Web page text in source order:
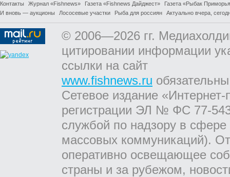
Контакты Журнал «Fishnews» Газета «Fishnews Дайджест»
Газета «Рыбак
И вновь — аукционы
Лососевые участки Рыба для россиян Актуально вчера,
© 2006—2026 гг.
цитировании информации
ссылки на сайт
www.fishnews.ru
Сетевое издание
регистрации ЭЛ № ФС 77-
службой по надзору в
массовых коммуникаций).
оперативно освещающее
страны и за рубежом,